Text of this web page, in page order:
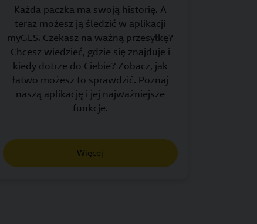
Każda paczka ma swoją historię. A
teraz możesz ją śledzić w aplikacji
myGLS. Czekasz na ważną przesyłkę?
Chcesz wiedzieć, gdzie się znajduje i
kiedy dotrze do Ciebie? Zobacz, jak
łatwo możesz to sprawdzić. Poznaj
naszą aplikację i jej najważniejsze
funkcje.
Więcej